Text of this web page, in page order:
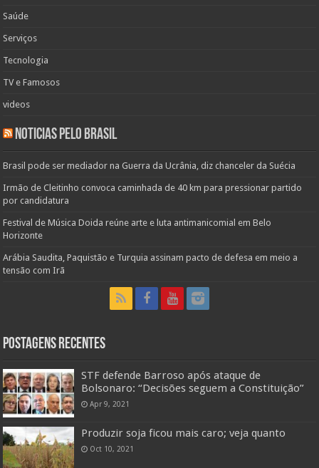
Saúde
Serviços
Tecnologia
TV e Famosos
videos
Noticias pelo Brasil
Brasil pode ser mediador na Guerra da Ucrânia, diz chanceler da Suécia
Irmão de Cleitinho convoca caminhada de 40 km para pressionar partido
por candidatura
Festival de Música Doida reúne arte e luta antimanicomial em Belo
Horizonte
Arábia Saudita, Paquistão e Turquia assinam pacto de defesa em meio a
tensão com Irã
Postagens Recentes
STF defende Barroso após ataque de
Bolsonaro: “Decisões seguem a Constituição”
Apr 9, 2021
Produzir soja ficou mais caro; veja quanto
Oct 10, 2021